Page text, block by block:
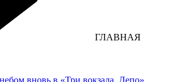
ГЛАВНАЯ
вновь в «Три вокзала. Депо»